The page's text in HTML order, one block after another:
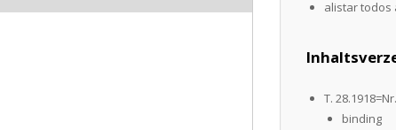
alistar todos
T.
binding